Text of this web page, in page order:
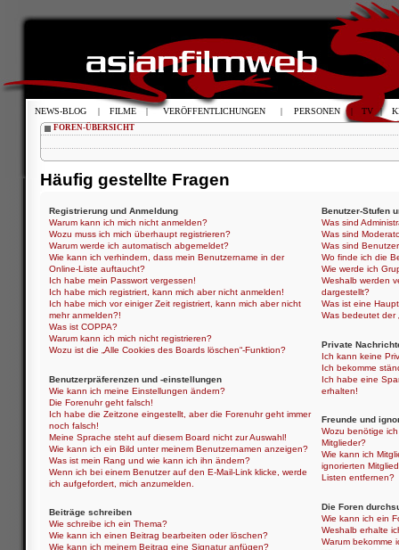
FOREN-ÜBERSICHT
Häufig gestellte Fragen
Registrierung und Anmeldung
Warum kann ich mich nicht anmelden?
Wozu muss ich mich überhaupt registrieren?
Warum werde ich automatisch abgemeldet?
Wie kann ich verhindern, dass mein Benutzername in der
Online-Liste auftaucht?
Ich habe mein Passwort vergessen!
Ich habe mich registriert, kann mich aber nicht anmelden!
Ich habe mich vor einiger Zeit registriert, kann mich aber nicht
mehr anmelden?!
Was ist COPPA?
Warum kann ich mich nicht registrieren?
Wozu ist die „Alle Cookies des Boards löschen“-Funktion?
Benutzerpräferenzen und -einstellungen
Wie kann ich meine Einstellungen ändern?
Die Forenuhr geht falsch!
Ich habe die Zeitzone eingestellt, aber die Forenuhr geht immer
noch falsch!
Meine Sprache steht auf diesem Board nicht zur Auswahl!
Wie kann ich ein Bild unter meinem Benutzernamen anzeigen?
Was ist mein Rang und wie kann ich ihn ändern?
Wenn ich bei einem Benutzer auf den E-Mail-Link klicke, werde
ich aufgefordert, mich anzumelden.
Beiträge schreiben
Wie schreibe ich ein Thema?
Wie kann ich einen Beitrag bearbeiten oder löschen?
Wie kann ich meinem Beitrag eine Signatur anfügen?
Benutzer-Stufen
Was sind
Was sind
Was sind
Wo finde ich die
Wie werde ich
Weshalb werden
dargestellt?
Was ist eine
Was bedeutet der
Private
Ich kann keine
Ich bekomme
Ich habe eine
erhalten!
Freunde und
Wozu benötige
Mitglieder?
Wie kann ich
ignorierten
Listen entfernen?
Die Foren
Wie kann ich ein
Weshalb erhalte
Warum bekomme
NEWS-BLOG | FILME | VERÖFFENTLICHUNGEN | PERSONEN | TV |